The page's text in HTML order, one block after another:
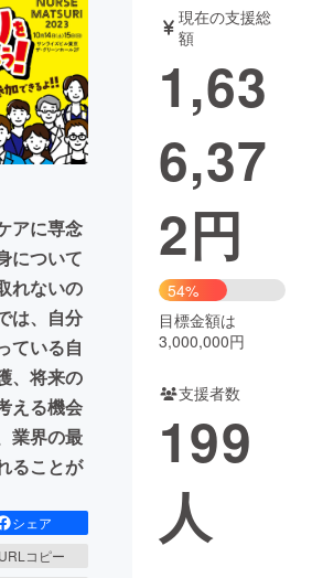
真 音楽
・ガジェット ゲーム・サ
業
・地域活性化
Good
CAMPFIRE Creation
さと納税machi-ya コミュニティ
アに専念
について
れないの
は、⾃分
ている自
、将来の
える機会
業界の最
ることが
シェア
URLコピー
現在の支援総
額
1,63
6,37
2円
54%
目標金額は
3,000,000円
支援者数
199
人